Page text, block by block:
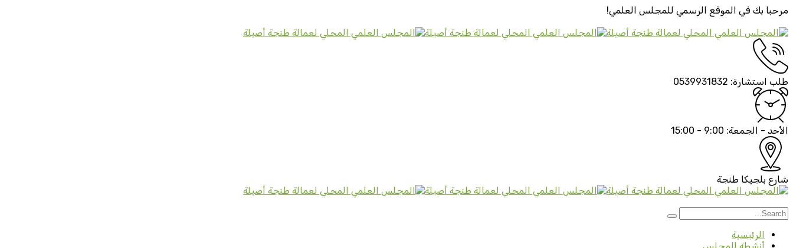
مرحبا بك في الموقع الرسمي للمجلس العلمي!
طلب استشارة: 0539931832
الأحد - الجمعة: 9:00 - 15:00
شارع بلجيكا طنجة
الرئيسية